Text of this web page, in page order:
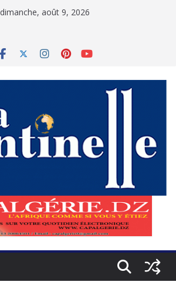
dimanche, août 9, 2026